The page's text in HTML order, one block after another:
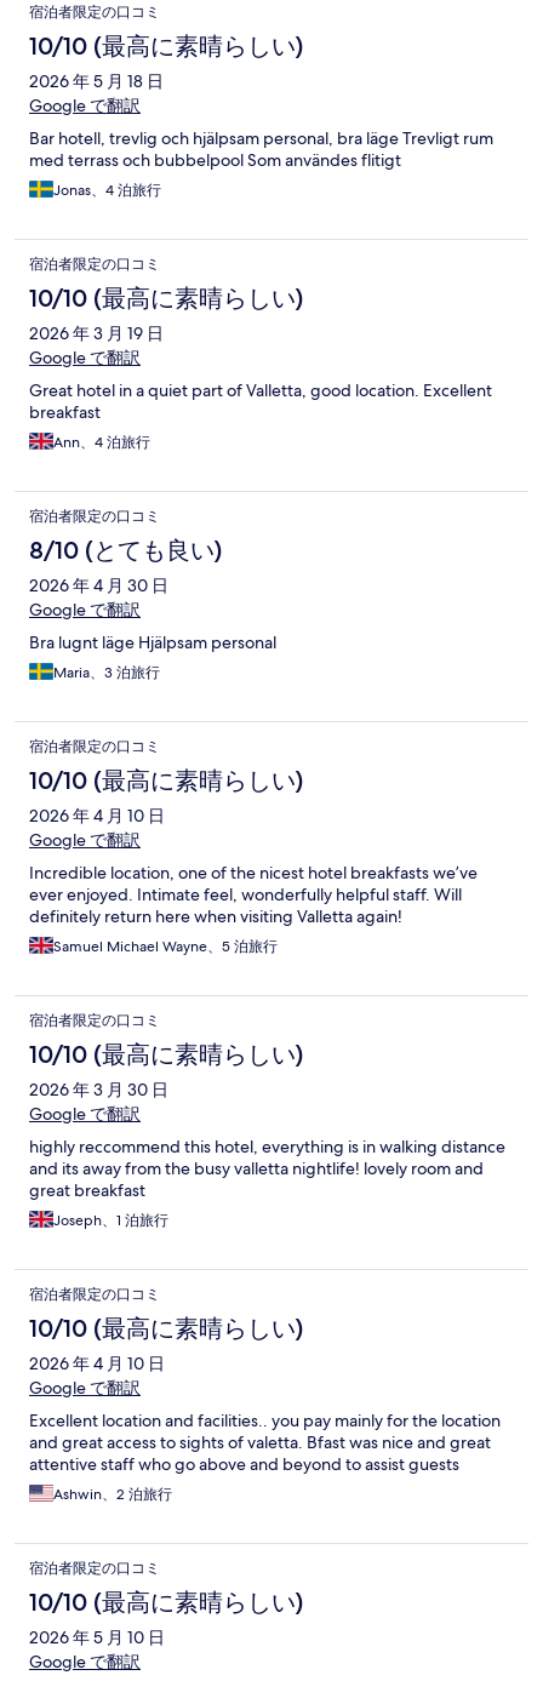
宿泊者限定の口コミ
10/10 (最高に素晴らしい)
2026 年 5 月 18 日
Google で翻訳
Bar hotell, trevlig och hjälpsam personal, bra läge Trevligt rum
med terrass och bubbelpool Som användes flitigt
Jonas、4 泊旅行
宿泊者限定の口コミ
10/10 (最高に素晴らしい)
2026 年 3 月 19 日
Google で翻訳
Great hotel in a quiet part of Valletta, good location. Excellent
breakfast
Ann、4 泊旅行
宿泊者限定の口コミ
8/10 (とても良い)
2026 年 4 月 30 日
Google で翻訳
Bra lugnt läge Hjälpsam personal
Maria、3 泊旅行
宿泊者限定の口コミ
10/10 (最高に素晴らしい)
2026 年 4 月 10 日
Google で翻訳
Incredible location, one of the nicest hotel breakfasts we’ve
ever enjoyed. Intimate feel, wonderfully helpful staff. Will
definitely return here when visiting Valletta again!
Samuel Michael Wayne、5 泊旅行
宿泊者限定の口コミ
10/10 (最高に素晴らしい)
2026 年 3 月 30 日
Google で翻訳
highly reccommend this hotel, everything is in walking distance
and its away from the busy valletta nightlife! lovely room and
great breakfast
Joseph、1 泊旅行
宿泊者限定の口コミ
10/10 (最高に素晴らしい)
2026 年 4 月 10 日
Google で翻訳
Excellent location and facilities.. you pay mainly for the location
and great access to sights of valetta. Bfast was nice and great
attentive staff who go above and beyond to assist guests
Ashwin、2 泊旅行
宿泊者限定の口コミ
10/10 (最高に素晴らしい)
2026 年 5 月 10 日
Google で翻訳